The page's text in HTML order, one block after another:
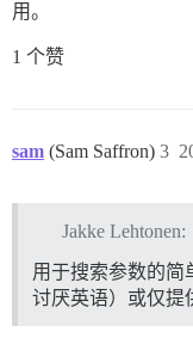
用。
1 个赞
sam (Sam Saffron) 3
Jakke Lehtonen:
用于搜索参数的简
讨厌英语）或仅提